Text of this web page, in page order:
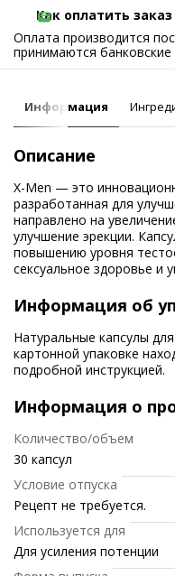
Как оплатить заказ
Оплата производится
принимаются
Информация
Описание
X-Men — это
разработанная для
направлено на
улучшение эрекции.
повышению уровня
сексуальное здоровье и
Информация об
Натуральные капсулы
картонной упаковке
подробной инструкцией.
Информация о
Количество/объем
30 капсул
Условие отпуска
Рецепт не требуется.
Используется для
Для усиления потенции